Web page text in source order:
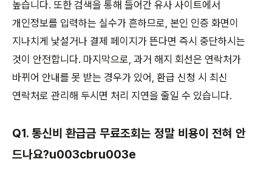
높습니다. 또한 검색을 통해 들어간 유사 사이트에서
개인정보를 입력하는 실수가 흔하므로, 본인 인증 화면이
지나치게 낯설거나 결제 페이지가 뜬다면 즉시 중단하시는
것이 안전합니다. 마지막으로, 과거 해지 회선은 연락처가
바뀌어 안내를 못 받는 경우가 있어, 환급 신청 시 최신
연락처로 관리해 두시면 처리 지연을 줄일 수 있습니다.
Q1. 통신비 환급금 무료조회는 정말 비용이 전혀 안
드나요?u003cbru003e